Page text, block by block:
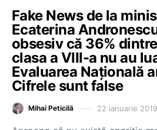
Fake News de la
Ecaterina
obsesiv că 36%
clasa a VIII-a nu au
Evaluarea Națională
Cifrele sunt false
Mihai Peticilă 22 ianuarie 2019